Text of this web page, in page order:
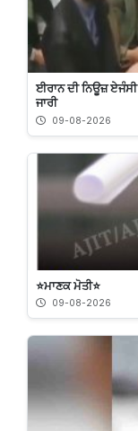
ਈਰਾਨ ਦੀ ਨਿਊਜ਼ ਏਜੰਸੀ
ਜਾਰੀ
09-08-2026
⭐️ਮਾਣਕ ਮੋਤੀ⭐️
09-08-2026